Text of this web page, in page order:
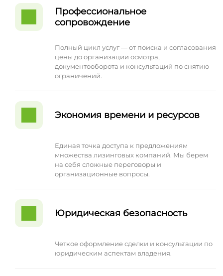
Профессиональное
сопровождение
Полный цикл услуг — от поиска и согласования
цены до организации осмотра,
документооборота и консультаций по снятию
ограничений.
Экономия времени и ресурсов
Единая точка доступа к предложениям
множества лизинговых компаний. Мы берем
на себя сложные переговоры и
организационные вопросы.
Юридическая безопасность
Четкое оформление сделки и консультации по
юридическим аспектам владения.